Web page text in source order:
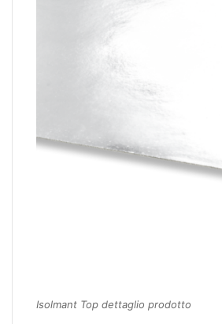
Isolmant Top dettaglio prodotto